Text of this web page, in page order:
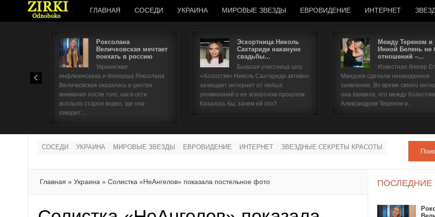
ГЛАВНАЯ СОСЕДИ УКРАИНА МИРОВЫЕ ЗВЕЗДЫ ЕВРОВИДЕНИЕ ИНТЕРНЕТ
Роксолана
Величковская мечтает
поехать в россию
Украинская
инфлюенсерка и блогерша Роксолана
Величковская оказалась в центре
внимания после того, как в сети
всплыло старое видео, где она
говорит:...
Эскортница Николь
Сахтариди накануне
свадьбы...
Бывшая участница шоу
«Холостяк» Николь Сахтариди активно
зачищает интернет от любых
упоминаний о ее эскортном прошлом.
Казалось бы, зачем ей это?
Между Тереном и
Инной Белень не
отношений –...
Известная блогер
Мандзюк сделала неожиданное
заявление. Во время своего
она заявила, что между
Александром Тереном и...
СОСЕДИ УКРАИНА МИРОВЫЕ ЗВЕЗДЫ ЕВРОВИДЕНИЕ ИНТЕРНЕТ ЗВЕЗДНЫЕ СЕКРЕТЫ КРАСОТЫ
Главная » Украина » Солистка «НеАнгелов» показала постельное фото ПОСЛЕДНИЕ
Имя пользователя
Забыли имя пользователя?